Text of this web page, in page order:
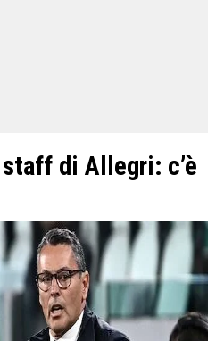
di Allegri: c’è